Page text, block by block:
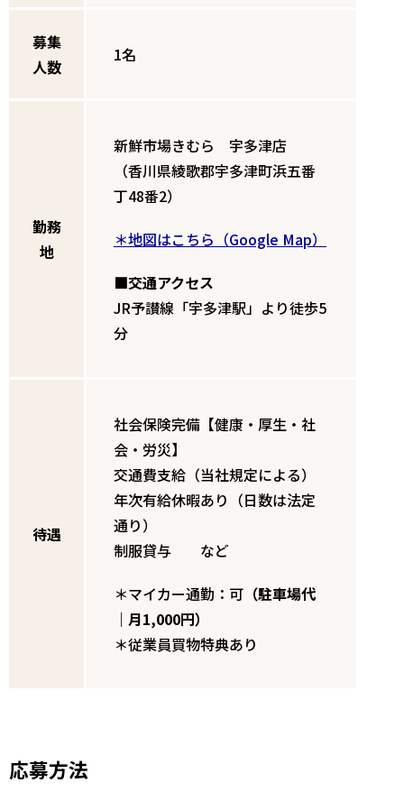
募集
人数
1名
勤務
地
新鮮市場きむら 宇多津店
（香川県綾歌郡宇多津町浜五番
丁48番2）
＊地図はこちら（Google Map）
■交通アクセス
JR予讃線「宇多津駅」より徒歩5
分
待遇
社会保険完備【健康・厚生・社
会・労災】
交通費支給（当社規定による）
年次有給休暇あり（日数は法定
通り）
制服貸与 など
＊マイカー通勤：可 （駐車場代
｜月1,000円）
＊従業員買物特典あり
応募方法